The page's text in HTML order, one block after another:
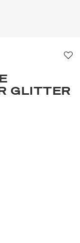
GLITTER